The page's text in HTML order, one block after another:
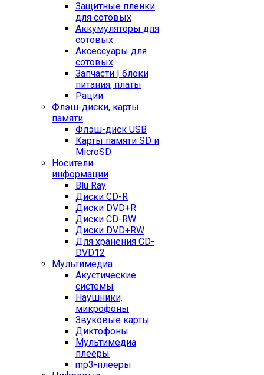
Защитные пленки
для сотовых
Аккумуляторы для
сотовых
Аксессуары для
сотовых
Запчасти | блоки
питания, платы
Рации
Флэш-диски, карты
памяти
Флэш-диск USB
Карты памяти SD и
MicroSD
Носители
информации
Blu Ray
Диски CD-R
Диски DVD+R
Диски CD-RW
Диски DVD+RW
Для хранения CD-
DVD12
Мультимедиа
Акустические
системы
Наушники,
микрофоны
Звуковые карты
Диктофоны
Мультимедиа
плееры
mp3-плееры